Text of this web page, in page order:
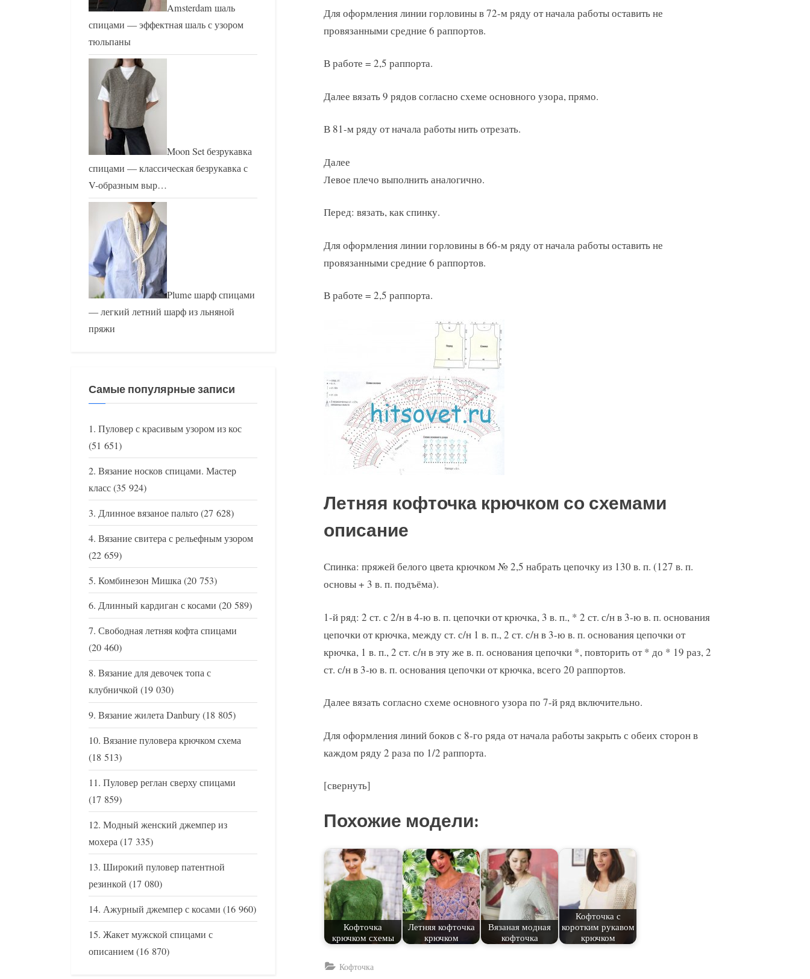
Для оформления линии горловины в 72-м ряду от начала работы оставить не
провязанными средние 6 раппортов.
В работе = 2,5 раппорта.
Далее вязать 9 рядов согласно схеме основного узора, прямо.
В 81-м ряду от начала работы нить отрезать.
Далее
Левое плечо выполнить аналогично.
Перед: вязать, как спинку.
Для оформления линии горловины в 66-м ряду от начала работы оставить не
провязанными средние 6 раппортов.
В работе = 2,5 раппорта.
Летняя кофточка крючком со схемами
описание
Спинка: пряжей белого цвета крючком № 2,5 набрать цепочку из 130 в. п. (127 в. п.
основы + 3 в. п. подъёма).
1-й ряд: 2 ст. с 2/н в 4-ю в. п. цепочки от крючка, 3 в. п., * 2 ст. с/н в 3-ю в. п. основания
цепочки от крючка, между ст. с/н 1 в. п., 2 ст. с/н в 3-ю в. п. основания цепочки от
крючка, 1 в. п., 2 ст. с/н в эту же в. п. основания цепочки *, повторить от * до * 19 раз, 2
ст. с/н в 3-ю в. п. основания цепочки от крючка, всего 20 раппортов.
Далее вязать согласно схеме основного узора по 7-й ряд включительно.
Для оформления линий боков с 8-го ряда от начала работы закрыть с обеих сторон в
каждом ряду 2 раза по 1/2 раппорта.
[свернуть]
Похожие модели:
Кофточка
крючком схемы
Летняя кофточка
крючком
Вязаная модная
кофточка
Кофточка с
коротким рукавом
крючком
Кофточка
Amsterdam шаль
спицами — эффектная шаль с узором
тюльпаны
Moon Set безрукавка
спицами — классическая безрукавка с
V-образным выр…
Plume шарф спицами
— легкий летний шарф из льняной
пряжи
Самые популярные записи
Пуловер с красивым узором из кос
(51 651)
Вязание носков спицами. Мастер
класс(35 924)
Длинное вязаное пальто(27 628)
Вязание свитера с рельефным узором
(22 659)
Комбинезон Мишка(20 753)
Длинный кардиган с косами (20 589)
Свободная летняя кофта спицами
(20 460)
Вязание для девочек топа с
клубничкой (19 030)
Вязание жилета Danbury(18 805)
Вязание пуловера крючком схема
(18 513)
Пуловер реглан сверху спицами
(17 859)
Модный женский джемпер из
мохера(17 335)
Широкий пуловер патентной
резинкой (17 080)
Ажурный джемпер с косами (16 960)
Жакет мужской спицами с
описанием(16 870)